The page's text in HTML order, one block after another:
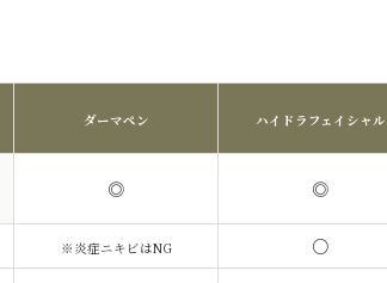
ダーマペン ハイドラフェイシャル
◎ ◎
※炎症ニキビはNG ○